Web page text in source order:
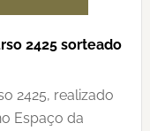
2425 sorteado
2425, realizado
Espaço da